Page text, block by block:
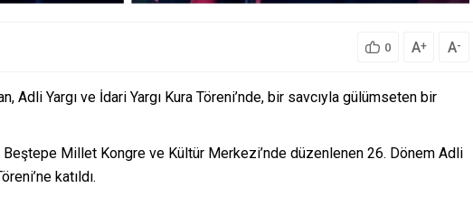
0 A+ A-
Adli Yargı ve İdari Yargı Kura Töreni’nde, bir savcıyla gülümseten bir
Beştepe Millet Kongre ve Kültür Merkezi’nde düzenlenen 26. Dönem Adli
katıldı.